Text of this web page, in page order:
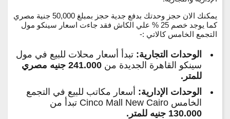
يمكنك الان حجز وحدتك بدفع جدية حجز بمبلغ 50,000 جنية مصري
كما يوجد خصم 25 % علي الكاش فقد جاءت اسعار سينكو مول
التجمع الخامس كالاتي :-
الوحدات التجارية: تبدأ أسعار محلات للبيع في مول
سينكو القاهرة الجديدة من
241.000 جنيه مصري
للمتر.
الوحدات الإدارية: أسعار مكاتب للبيع في التجمع
الخامس Cinco Mall New Cairo تبدأ من
130.000 جنيه للمتر.